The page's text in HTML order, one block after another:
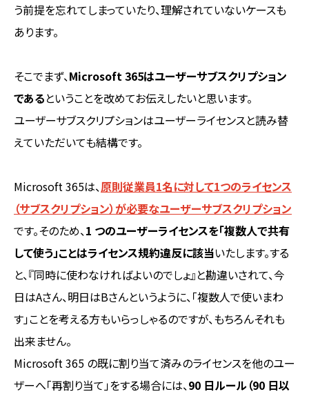
う前提を忘れてしまっていたり、理解されていないケースも
あります。
そこでまず、Microsoft 365はユーザーサブスクリプション
であるということを改めてお伝えしたいと思います。
ユーザーサブスクリプションはユーザーライセンスと読み替
えていただいても結構です。
Microsoft 365は、原則従業員1名に対して1つのライセンス
（サブスクリプション）が必要なユーザーサブスクリプション
です。そのため、1 つのユーザーライセンスを「複数人で共有
して使う」ことはライセンス規約違反に該当いたします。する
と、『同時に使わなければよいのでしょ』と勘違いされて、今
日はAさん、明日はBさんというように、「複数人で使いまわ
す」ことを考える方もいらっしゃるのですが、もちろんそれも
出来ません。
Microsoft 365 の既に割り当て済みのライセンスを他のユー
ザーへ「再割り当て」をする場合には、90 日ルール（90 日以